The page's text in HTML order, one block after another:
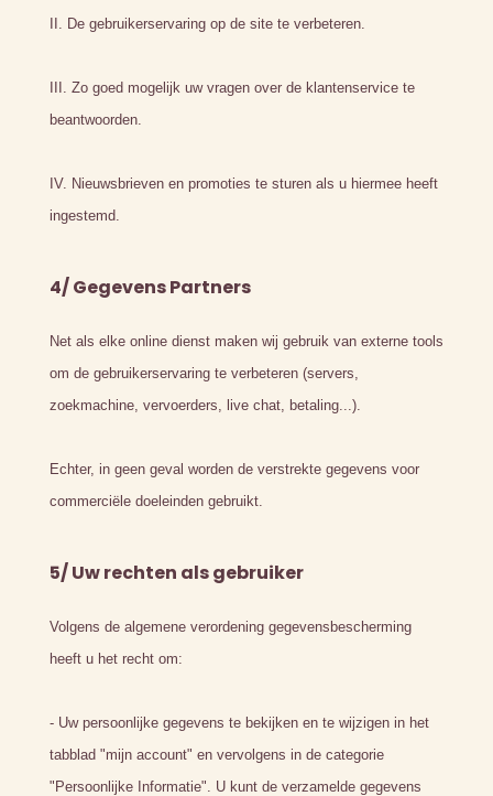
II. De gebruikerservaring op de site te verbeteren.
III. Zo goed mogelijk uw vragen over de klantenservice te
beantwoorden.
IV. Nieuwsbrieven en promoties te sturen als u hiermee heeft
ingestemd.
4/ Gegevens Partners
Net als elke online dienst maken wij gebruik van externe tools
om de gebruikerservaring te verbeteren (servers,
zoekmachine, vervoerders, live chat, betaling...).
Echter, in geen geval worden de verstrekte gegevens voor
commerciële doeleinden gebruikt.
5/ Uw rechten als gebruiker
Volgens de algemene verordening gegevensbescherming
heeft u het recht om:
- Uw persoonlijke gegevens te bekijken en te wijzigen in het
tabblad "mijn account" en vervolgens in de categorie
"Persoonlijke Informatie". U kunt de verzamelde gegevens